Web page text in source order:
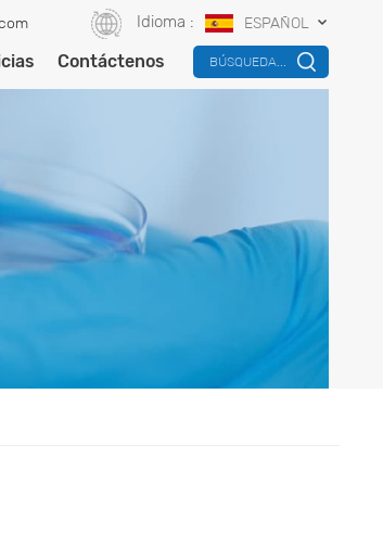
Idioma : ESPAÑOL
Contáctenos BÚSQUEDA...